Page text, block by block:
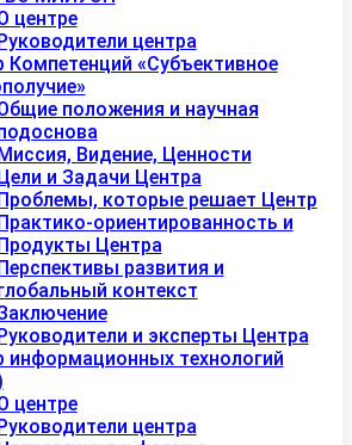
центре
центра
Компетенций «Субъективное
положения и научная
Видение, Ценности
и Задачи Центра
которые решает Центр
ориентированность и
Центра
развития и
контекст
и эксперты Центра
информационных технологий
центре
центра